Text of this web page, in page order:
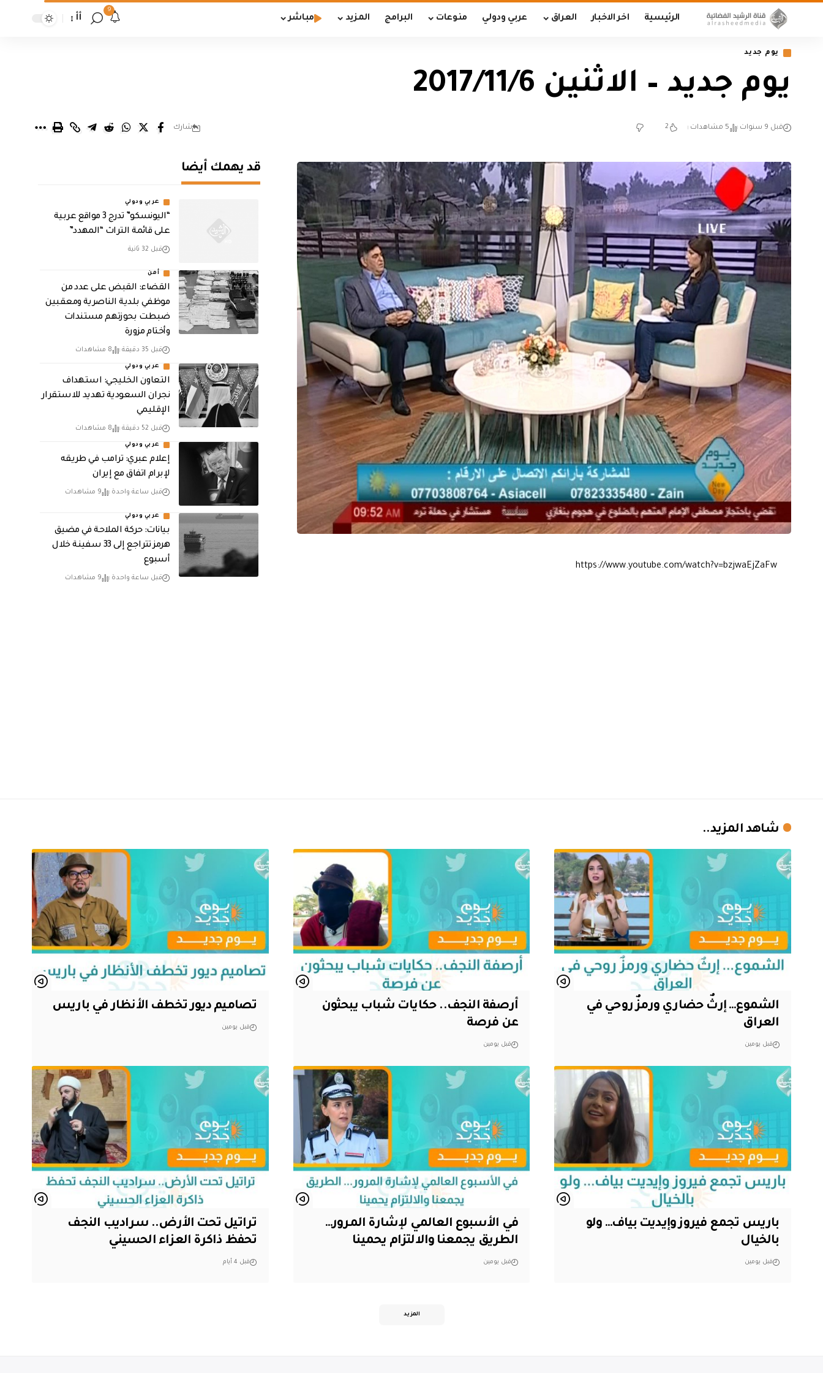
الرئيسية اخر الاخبار العراق عربي ودولي منوعات البرامج المزيد مباشر
9
أأ
يوم جديد
يوم جديد – الاثنين 2017/11/6
قبل 9 سنوات 5 مشاهدات 2 شارك
https://www.youtube.com/watch?v=bzjwaEjZaFw
قد يهمك أيضا
عربي ودولي
“اليونسكو” تدرج 3 مواقع عربية
على قائمة التراث “المهدد”
قبل 32 ثانية
أمن
القضاء: القبض على عدد من
موظفي بلدية الناصرية ومعقبين
ضبطت بحوزتهم مستندات
وأختام مزورة
قبل 35 دقيقة 8 مشاهدات
عربي ودولي
التعاون الخليجي: استهداف
نجران السعودية تهديد للاستقرار
الإقليمي
قبل 52 دقيقة 8 مشاهدات
عربي ودولي
إعلام عبري: ترامب في طريقه
لإبرام اتفاق مع إيران
قبل ساعة واحدة 9 مشاهدات
عربي ودولي
بيانات: حركة الملاحة في مضيق
هرمز تتراجع إلى 33 سفينة خلال
أسبوع
قبل ساعة واحدة 9 مشاهدات
شاهد المزيد..
الشموع… إرثٌ حضاري ورمزٌ روحي في
العراق
قبل يومين
أرصفة النجف.. حكايات شباب يبحثون
عن فرصة
قبل يومين
تصاميم ديور تخطف الأنظار في باريس
قبل يومين
باريس تجمع فيروز وإيديت بياف… ولو
بالخيال
قبل يومين
في الأسبوع العالمي لإشارة المرور…
الطريق يجمعنا والالتزام يحمينا
قبل يومين
تراتيل تحت الأرض.. سراديب النجف
تحفظ ذاكرة العزاء الحسيني
قبل 4 أيام
المزيد